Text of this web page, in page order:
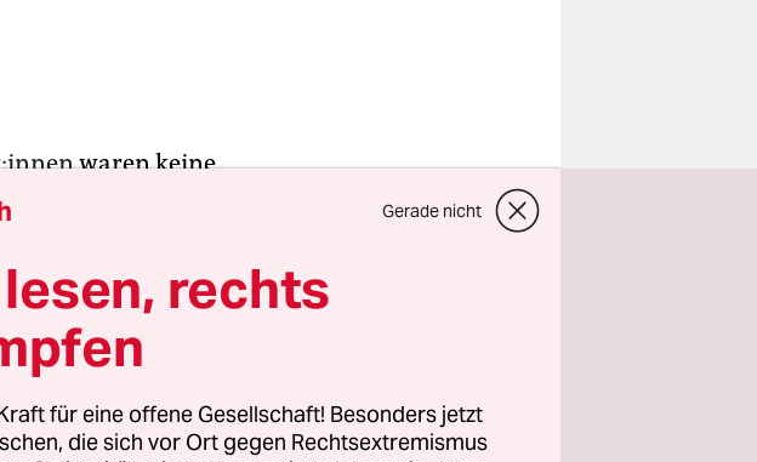
waren keine
Generation an den
van Balen der
Volker
beschrieb die
Dialog war ursprünglich für
fast zwei Stunden. Die Ge­
Gerade nicht
rechts
für eine offene Gesellschaft! Besonders jetzt
die sich vor Ort gegen Rechtsextremismus